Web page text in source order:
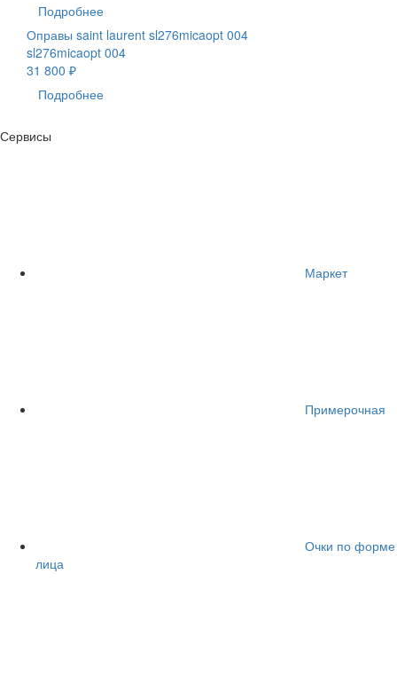
Подробнее
Оправы saint laurent sl276micaopt 004
sl276micaopt 004
31 800 ₽
Подробнее
Сервисы
Маркет
Примерочная
Очки по форме
лица